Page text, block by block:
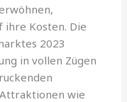
ihre Kosten. Die
2023
in vollen Zügen
wie